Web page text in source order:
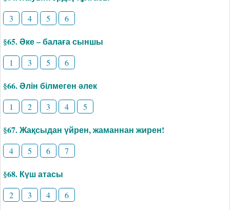
3 4 5 6
§65. Әке – балаға сыншы
1 3 5 6
§66. Әлін білмеген әлек
1 2 3 4 5
§67. Жақсыдан үйрен, жаманнан жирен!
4 5 6 7
§68. Күш атасы
2 3 4 6